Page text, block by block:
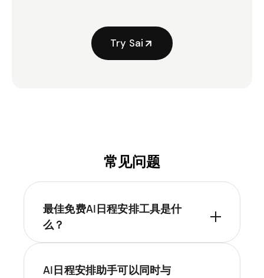
Try Sai
常见问题
最佳免费AI日程安排工具是什
么？
AI日程安排助手可以同时与